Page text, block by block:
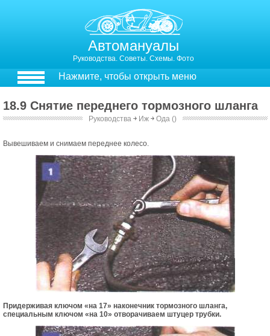
Автомануалы
Руководства. Советы. Схемы. Фото
Нажмите, чтобы открыть меню
18.9 Снятие переднего тормозного шланга
Руководства ￫ Иж ￫ Ода ()
Вывешиваем и снимаем переднее колесо.
Придерживая ключом «на 17» наконечник тормозного шланга,
специальным ключом «на 10» отворачиваем штуцер трубки.